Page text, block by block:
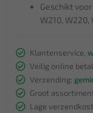
Geschikt
W210, W220,
Klantenservice,
Veilig online
Verzending:
Groot
Lage